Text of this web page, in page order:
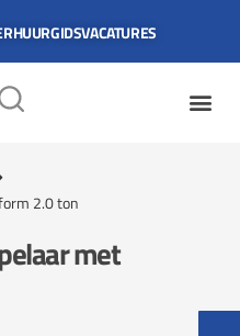
VACATURES
2.0 ton
met